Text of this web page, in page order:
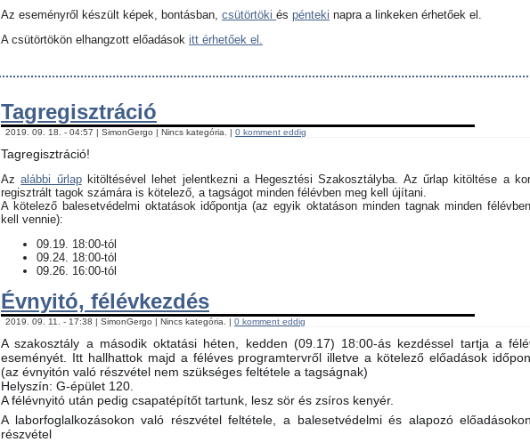
Az eseményről készült képek, bontásban, csütörtöki és pénteki napra a linkeken érhetőek el.
A csütörtökön elhangzott előadások itt érhetőek el.
Tagregisztráció
2019. 09. 18. - 04:57 | SimonGergo | Nincs kategória. | 0 komment eddig
Tagregisztráció!
Azalábbi űrlapkitöltésével lehet jelentkezni a Hegesztési Szakosztályba. Az űrlap kitöltése a
regisztrált tagok számára is kötelező, a tagságot minden félévben meg kell újítani.
​A kötelező balesetvédelmi oktatások időpontja (az egyik oktatáson minden tagnak minden
kell vennie):
09.19. 18:00-tól
09.24. 18:00-tól
09.26. 16:00-tól
Évnyitó, félévkezdés
2019. 09. 11. - 17:38 | SimonGergo | Nincs kategória. | 0 komment eddig
A szakosztály a második oktatási héten, kedden (09.17) 18:00-ás kezdéssel tartja a
eseményét. Itt hallhattok majd a féléves programtervről illetve a kötelező előadások
(az évnyitón való részvétel nem szükséges feltétele a tagságnak)
Helyszín: G-épület 120.
A félévnyitó után pedig csapatépítőt tartunk, lesz sör és zsíros kenyér.
A laborfoglalkozásokon való részvétel feltétele, a balesetvédelmi és alapozó
részvétel